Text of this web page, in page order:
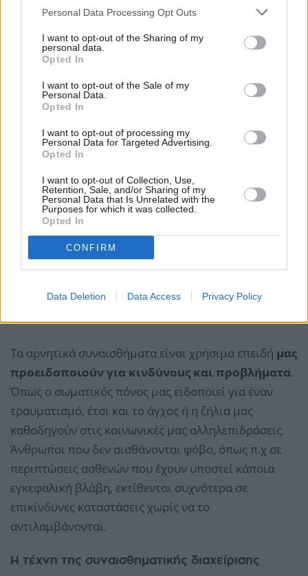
Personal Data Processing Opt Outs
I want to opt-out of the Sharing of my
personal data.
Opted In
I want to opt-out of the Sale of my
Personal Data.
Opted In
I want to opt-out of processing my
Personal Data for Targeted Advertising.
Opted In
I want to opt-out of Collection, Use,
Retention, Sale, and/or Sharing of my
Personal Data that Is Unrelated with the
Purposes for which it was collected.
Opted In
CONFIRM
Data Deletion Data Access Privacy Policy
βαθύτερο και πιο αποτελεσματικό τρόπο
Τα συναισθήματα ως πληροφορία
Οι επιστήμονες έχουν χαρτογραφήσει πλέον τον
τρόπο που λειτουργούν τα συναισθήματα: μια
κατάσταση προκαλεί μια συναισθηματική αντίδραση,
η οποία συνοδεύεται από σωματικές αλλαγές,
γνωστικές αξιολογήσεις και εξωτερικές εκφράσεις.
Για παράδειγμα, η
αγαπημένου προσώπου επιβραδύνει το σώμα μας,
μας κάνει να σκεφτόμαστε περισσότερο και μας ωθεί
ενεργοποιεί το σώμα και στέλνει το μήνυμα: «Μείνε
Τα αρνητικά συναισθήματα είναι χρήσιμα επειδή μας
προειδοποιούν για κινδύνους και προβλήματα.
Όπως ο σωματικός πόνος μας ειδοποιεί για έναν
τραυματισμό, έτσι και το άγχος ή η ζήλια μας
καθοδηγούν στις κοινωνικές μας αλληλεπιδράσεις.
Άνθρωποι που δεν αισθάνονται φόβο, όπως π.χ σε
περιπτώσεις ασθενών που έχουν υποστεί κάποια
εγκεφαλική βλάβη, εκτίθενται συχνότερα σε
επικίνδυνες καταστάσεις χωρίς να το
αντιλαμβάνονται.
Η τέχνη της συναισθηματικής διαχείρισης